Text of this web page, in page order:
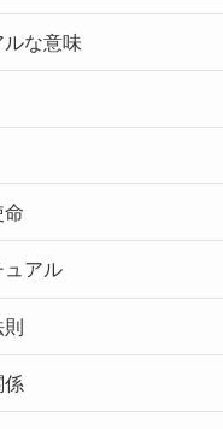
ルな意味
命
ュアル
則
係